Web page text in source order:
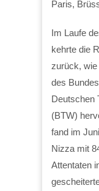
Paris,
Im Laufe
kehrte die
zurück,
des
Deutschen
(BTW)
fand im
Nizza mit
Attentaten